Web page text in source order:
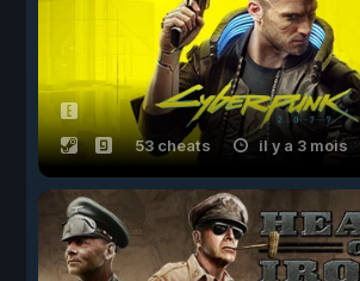
53 cheats il y a 3 mois